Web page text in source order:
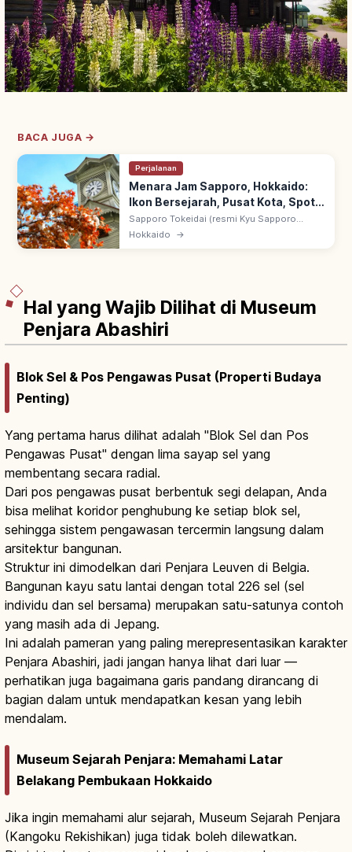
BACA JUGA →
Perjalanan
Menara Jam Sapporo, Hokkaido:
Ikon Bersejarah, Pusat Kota, Spot
Utama
Sapporo Tokeidai (resmi Kyu Sapporo
Nogakko Enbujo): didirikan 1878 sebagai
Hokkaido →
Hal yang Wajib Dilihat di Museum
Penjara Abashiri
Blok Sel & Pos Pengawas Pusat (Properti Budaya
Penting)
Yang pertama harus dilihat adalah "Blok Sel dan Pos
Pengawas Pusat" dengan lima sayap sel yang
membentang secara radial.
Dari pos pengawas pusat berbentuk segi delapan, Anda
bisa melihat koridor penghubung ke setiap blok sel,
sehingga sistem pengawasan tercermin langsung dalam
arsitektur bangunan.
Struktur ini dimodelkan dari Penjara Leuven di Belgia.
Bangunan kayu satu lantai dengan total 226 sel (sel
individu dan sel bersama) merupakan satu-satunya contoh
yang masih ada di Jepang.
Ini adalah pameran yang paling merepresentasikan karakter
Penjara Abashiri, jadi jangan hanya lihat dari luar —
perhatikan juga bagaimana garis pandang dirancang di
bagian dalam untuk mendapatkan kesan yang lebih
mendalam.
Museum Sejarah Penjara: Memahami Latar
Belakang Pembukaan Hokkaido
Jika ingin memahami alur sejarah, Museum Sejarah Penjara
(Kangoku Rekishikan) juga tidak boleh dilewatkan.